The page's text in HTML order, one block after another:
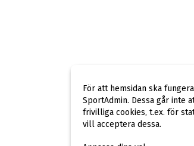
För att hemsidan ska
SportAdmin. Dessa går inte
frivilliga cookies, t.ex. för
vill acceptera dessa.